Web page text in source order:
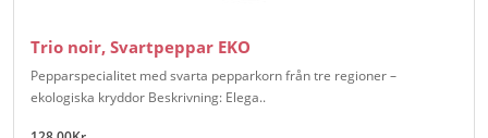
Trio noir, Svartpeppar EKO
Pepparspecialitet med svarta pepparkorn från tre regioner –
ekologiska kryddor Beskrivning: Elega..